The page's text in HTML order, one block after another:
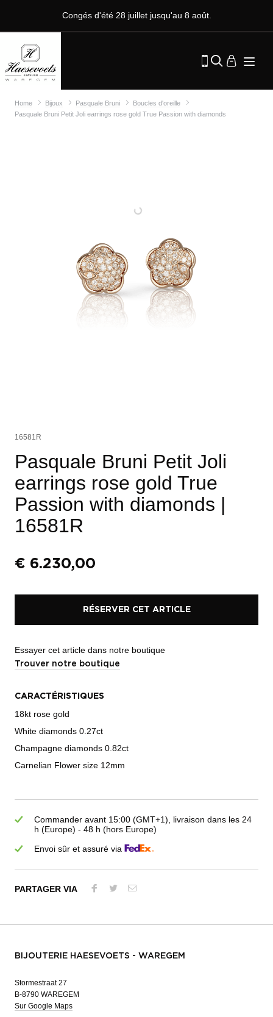
Congés d'été 28 juillet jusqu'au 8 août.
Home Bijoux Pasquale Bruni
Boucles d'oreille
Pasquale Bruni Petit Joli earrings rose gold True Passion with diamonds
16581R
Pasquale Bruni Petit Joli
earrings rose gold True
Passion with diamonds |
16581R
€ 6.230,00
RÉSERVER CET ARTICLE
Essayer cet article dans notre boutique
Trouver notre boutique
CARACTÉRISTIQUES
18kt rose gold
White diamonds 0.27ct
Champagne diamonds 0.82ct
Carnelian Flower size 12mm
Commander avant 15:00 (GMT+1), livraison dans les 24
h (Europe) - 48 h (hors Europe)
Envoi sûr et assuré via
PARTAGER VIA
BIJOUTERIE HAESEVOETS - WAREGEM
Stormestraat 27
B-8790 WAREGEM
Sur Google Maps